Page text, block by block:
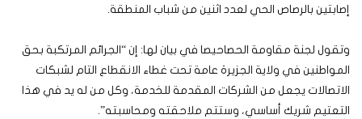
إصابتين بالرصاص الحي لعدد اثنين من شباب المنطقة.
وتقول لجنة مقاومة الحصاحيصا في بيان لها: إن “الجرائم المرتكبة بحق
المواطنين في ولاية الجزيرة عامة تحت غطاء الانقطاع التام لشبكات
الاتصالات يجعل من الشركات المقدمة للخدمة، وكل من له يد في هذا
التعتيم شريك أساسي، وستتم ملاحقته ومحاسبته”.